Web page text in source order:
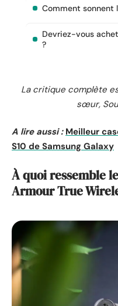
Comment sonnent
Devriez-vous
?
La critique complète
sœur,
A lire aussi : Meilleur
S10 de Samsung Galaxy
À quoi ressemble
Armour True